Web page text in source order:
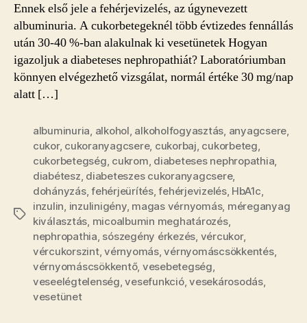
Ennek első jele a fehérjevizelés, az úgynevezett
albuminuria. A cukorbetegeknél több évtizedes fennállás
után 30-40 %-ban alakulnak ki vesetünetek Hogyan
igazoljuk a diabeteses nephropathiát? Laboratóriumban
könnyen elvégezhető vizsgálat, normál értéke 30 mg/nap
alatt […]
Címkék
albuminuria, alkohol, alkoholfogyasztás, anyagcsere,
cukor, cukoranyagcsere, cukorbaj, cukorbeteg,
cukorbetegség, cukrom, diabeteses nephropathia,
diabétesz, diabeteszes cukoranyagcsere,
dohányzás,fehérjeürítés,fehérjevizelés, HbA1c,
inzulin, inzulinigény, magas vérnyomás, méreganyag
kiválasztás, micoalbumin meghatározés,
nephropathia, sószegény érkezés, vércukor,
vércukorszint,vérnyomás,vérnyomáscsökkentés,
vérnyomáscsökkentő, vesebetegség,
veseelégtelenség,vesefunkció,vesekárosodás,
vesetünet